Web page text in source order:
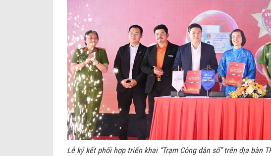
Lễ ký kết phối hợp triển khai “Trạm Công dân số” trên địa bàn